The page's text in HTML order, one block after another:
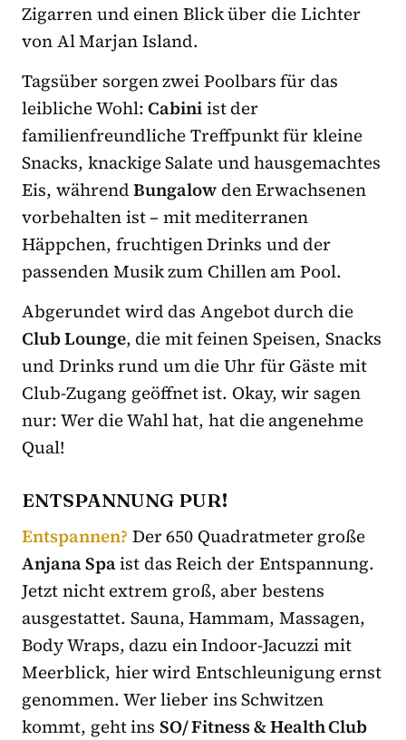
Zigarren und einen Blick über die Lichter
von Al Marjan Island.
Tagsüber sorgen zwei Poolbars für das
leibliche Wohl:Cabiniist der
familienfreundliche Treffpunkt für kleine
Snacks, knackige Salate und hausgemachtes
Eis, währendBungalow den Erwachsenen
vorbehalten ist – mit mediterranen
Häppchen, fruchtigen Drinks und der
passenden Musik zum Chillen am Pool.
Abgerundet wird das Angebot durch die
Club Lounge, die mit feinen Speisen, Snacks
und Drinks rund um die Uhr für Gäste mit
Club-Zugang geöffnet ist. Okay, wir sagen
nur: Wer die Wahl hat, hat die angenehme
Qual!
ENTSPANNUNG PUR!
Entspannen? Der 650 Quadratmeter große
Anjana Spaist das Reich der Entspannung.
Jetzt nicht extrem groß, aber bestens
ausgestattet. Sauna, Hammam, Massagen,
Body Wraps, dazu ein Indoor-Jacuzzi mit
Meerblick, hier wird Entschleunigung ernst
genommen. Wer lieber ins Schwitzen
kommt, geht ins SO/ Fitness & Health Club